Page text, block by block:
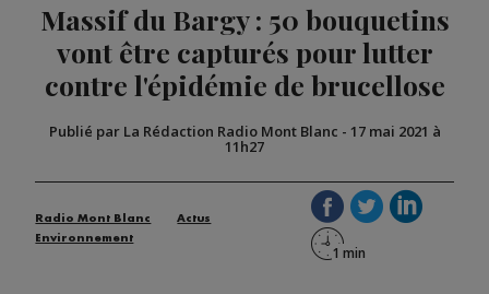
BIGARD
Massif du Bargy : 50 bouquetins
vont être capturés pour lutter
contre l'épidémie de brucellose
Publié par La Rédaction Radio Mont Blanc - 17 mai 2021 à
11h27
Radio Mont Blanc
Actus
Environnement